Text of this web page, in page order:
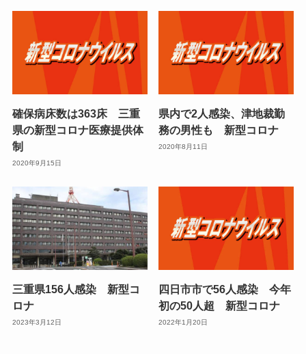
確保病床数は363床 三重
県の新型コロナ医療提供体
制
2020年9月15日
県内で2人感染、津地裁勤
務の男性も 新型コロナ
2020年8月11日
三重県156人感染 新型コ
ロナ
2023年3月12日
四日市市で56人感染 今年
初の50人超 新型コロナ
2022年1月20日